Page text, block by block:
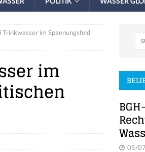
im Spannungsfeld
im
05/